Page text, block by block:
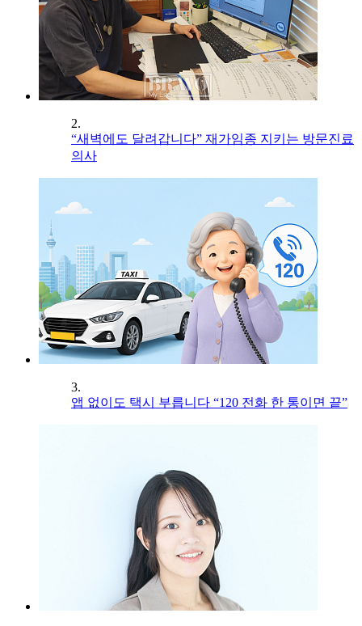
2.
“새벽에도 달려갑니다” 재가임종 지키는 방문진료
의사
3.
앱 없이도 택시 부릅니다 “120 전화 한 통이면 끝”